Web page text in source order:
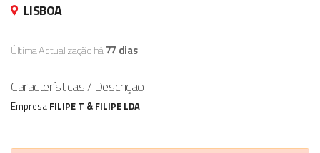
LISBOA
Última Actualização há77 dias
Características / Descrição
Empresa FILIPE T & FILIPE LDA